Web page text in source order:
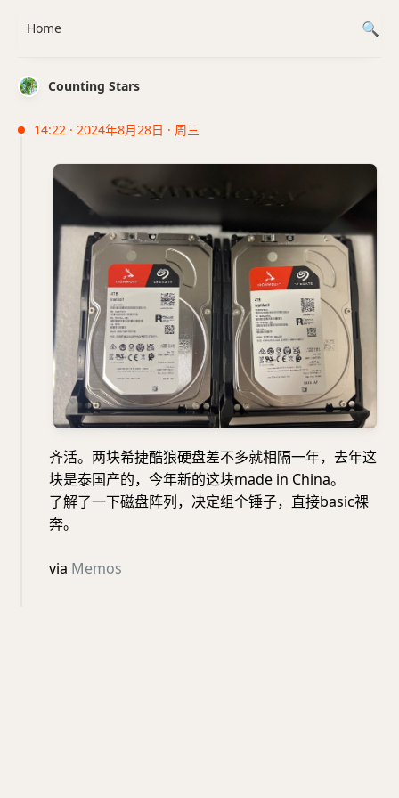
Counting Stars
14:22 · 2024年8月28日 · 周三
齐活。两块希捷酷狼硬盘差不多就相隔一年，去年这
块是泰国产的，今年新的这块made in China。
了解了一下磁盘阵列，决定组个锤子，直接basic裸
奔。
via Memos
Home